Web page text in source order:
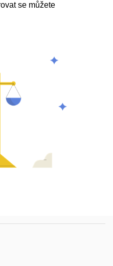
se můžete